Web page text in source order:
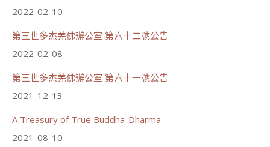
世界佛教正心會
June 21, 2026, 12:54 AM
觀看更多
2022-02-10
第三世多杰羌佛辦公室 第六十二號公告
2022-02-08
第三世多杰羌佛辦公室 第六十一號公告
2021-12-13
A Treasury of True Buddha-Dharma
2021-08-10